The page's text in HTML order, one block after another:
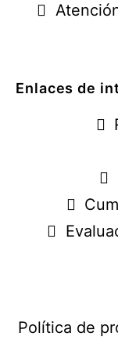
Enlaces de
Política de